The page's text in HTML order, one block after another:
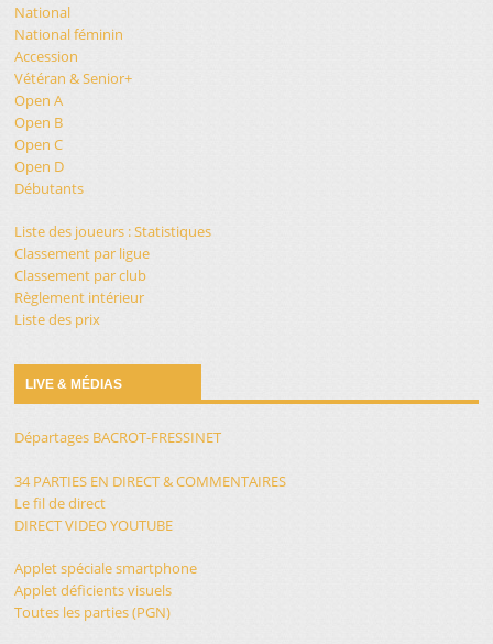
National
National féminin
Accession
Vétéran & Senior+
Open A
Open B
Open C
Open D
Débutants
Liste des joueurs : Statistiques
Classement par ligue
Classement par club
Règlement intérieur
Liste des prix
LIVE & MÉDIAS
Départages BACROT-FRESSINET
34 PARTIES EN DIRECT & COMMENTAIRES
Le fil de direct
DIRECT VIDEO YOUTUBE
Applet spéciale smartphone
Applet déficients visuels
Toutes les parties (PGN)